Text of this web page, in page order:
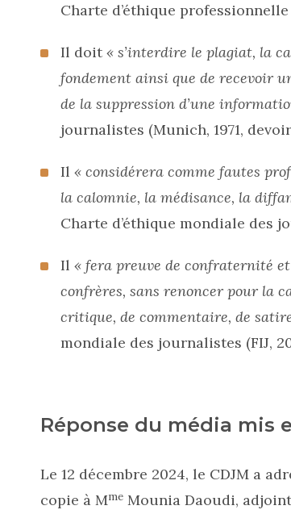
Charte d’éthique
Il doit« s’interdire le plagiat, la
fondement ainsi que de recevoir
de la suppression d’une
journalistes (Munich, 1971,
Il « considérera comme fautes
la calomnie, la médisance, la
Charte d’éthique mondiale des
Il « fera preuve de confraternité
confrères, sans renoncer pour la
critique, de commentaire, de
mondiale des journalistes (FIJ,
Réponse du média mis
Le 12 décembre 2024, le CDJM a
copie à Mme Mounia Daoudi,